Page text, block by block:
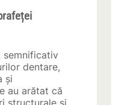
semnificativ
dentare,
și
au arătat că